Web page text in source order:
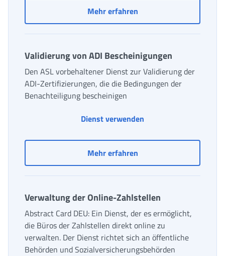
Mehr erfahrenÜbermittlung von
Validierung von ADI Bescheinigungen
Den ASL vorbehaltener Dienst zur Validierung der
ADI-Zertifizierungen, die die Bedingungen der
Benachteiligung bescheinigen
Dienst verwenden
Mehr erfahrenValidierung von ADI
Verwaltung der Online-Zahlstellen
Abstract Card DEU: Ein Dienst, der es ermöglicht,
die Büros der Zahlstellen direkt online zu
verwalten. Der Dienst richtet sich an öffentliche
Behörden und Sozialversicherungsbehörden